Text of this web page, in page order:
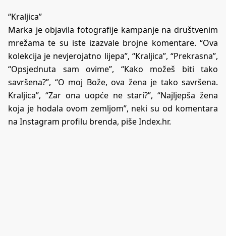
“Kraljica”
Marka je objavila fotografije kampanje na društvenim
mrežama te su iste izazvale brojne komentare. “Ova
kolekcija je nevjerojatno lijepa”, “Kraljica”, “Prekrasna”,
“Opsjednuta sam ovime”, “Kako možeš biti tako
savršena?”, “O moj Bože, ova žena je tako savršena.
Kraljica”, “Zar ona uopće ne stari?”, “Najljepša žena
koja je hodala ovom zemljom”, neki su od komentara
na Instagram profilu brenda, pišeIndex.hr.